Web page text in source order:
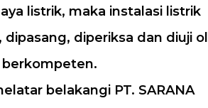
listrik, maka instalasi listrik
dipasang, diperiksa dan diuji
belakangi PT. SARANA